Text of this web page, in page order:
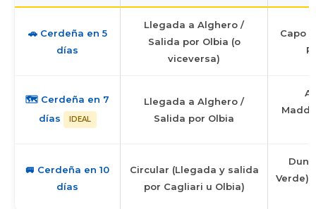
🚗 Cerdeña en 5
días
Llegada a Alghero /
Salida por Olbia (o
viceversa)
Capo
🗺️ Cerdeña en 7
días
IDEAL
Llegada a Alghero /
Salida por Olbia
🚐 Cerdeña en 10
días
Circular (Llegada y salida
por Cagliari u Olbia)
Verde),